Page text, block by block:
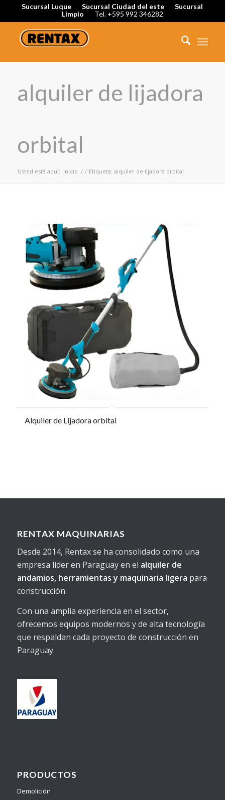
Sucursal Luque Sucursal Ciudad del este
Sucursal
Limpio
Tel. +595 992 346282
alquiler de lijadora
orbital
Usted está aquí: Inicio / / Etiqueta: alquiler de lijadora orbital
Alquiler de Lijadora orbital
RENTAX MAQUINARIAS
Desde 2014, Rentax se ha consolidado como una
empresa líder en Paraguay en el alquiler de
andamios, herramientas y maquinaria ligera para
construcción.
Con una amplia experiencia en el sector,
ofrecemos equipos modernos y de alta tecnología
que respaldan cada proyecto de construcción en
Paraguay.
PRODUCTOS
Demolición